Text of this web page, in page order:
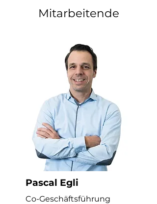
Mitarbeitende
Pascal Egli
Co-Geschäftsführung